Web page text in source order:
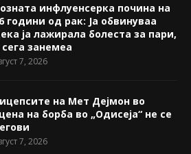
инфлуенсерка почина на
години од рак: Ја обвинуваа
ја лажирала болеста за пари,
сега занемеа
7, 2026
на Мет Дејмон во
на борба во „Одисеја“ не се
7, 2026